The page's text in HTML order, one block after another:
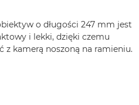
o długości 247 mm jest
i lekki, dzięki czemu
z kamerą noszoną na ramieniu.